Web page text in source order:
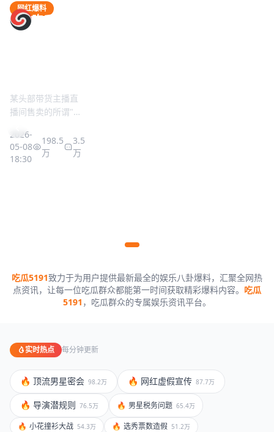
吃瓜5191
吃瓜5191 - 最新最全娱乐八卦爆料网站
明星八卦
某顶流男星深
动
据知情人士爆料，
留超过三小时，离
开时女方明显情绪
2026-
05-08
284.7
5.6
网红爆料
网红一姐被曝
某头部带货主播直
播间售卖的所谓"进
糖水...
2026-
05-08
18:30
198.5
万
3.5
万
明星八卦
知名女星与富
已分居半年
两人最后一次公开
女方社交平台已删
除所有合照...
2026-
05-08
156.7
2.9
娱乐内幕
选秀节目内幕
赛当晚后台数据异
常，部分选手票数
2026-
05-08
12:45
万
万
综艺爆料
某综艺节目
嘉宾在社交媒体发
布长文，称节目播
严重不符...
2026-
05-08
09:20
98.8
万
1.9
万
吃瓜5191致力于为用户提供最新最全的娱乐八卦爆料，汇聚全网热
点资讯，让每一位吃瓜群众都能第一时间获取精彩爆料内容。 吃瓜
5191 ，吃瓜群众的专属娱乐资讯平台。
实时热点 每分钟更新
🔥 顶流男星密会 98.2万 🔥 网红虚假宣传 87.7万
🔥 导演潜规则 76.5万 🔥 男星税务问题 65.4万
🔥 小花撞衫大战 54.3万 🔥 选秀票数造假 51.2万